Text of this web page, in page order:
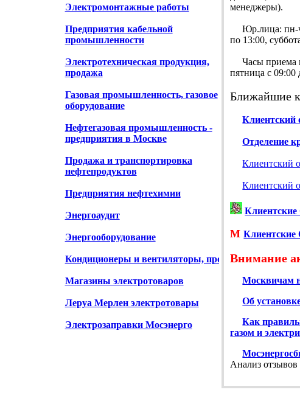
Электромонтажные работы
Предприятия кабельной
промышленности
Электротехническая продукция,
продажа
Газовая промышленность, газовое
оборудование
Нефтегазовая промышленность -
предприятия в Москве
Продажа и транспортировка
нефтепродуктов
Предприятия нефтехимии
Энергоаудит
Энергооборудование
Кондиционеры и вентиляторы, продажа
Магазины электротоваров
Леруа Мерлен электротовары
Электрозаправки Мосэнерго
менеджеры).
Юр.лица: пн-
по 13:00,
Часы приема
пятница с 09:00
Ближайшие
Клиентский
Отделение
Клиентский
Клиентский
М
Внимание
Москвичам
Об
Как
газом и
Анализ отзывов